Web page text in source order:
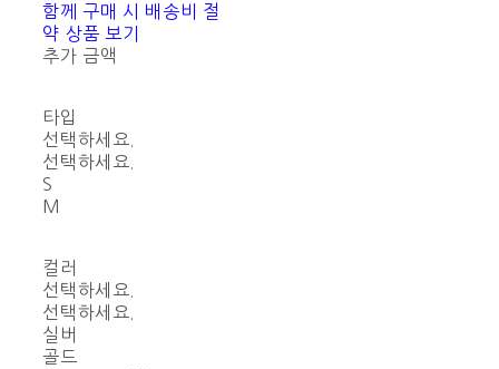
함께 구매 시 배송비 절
약 상품 보기
추가 금액
타입
선택하세요.
선택하세요.
S
M
컬러
선택하세요.
선택하세요.
실버
골드